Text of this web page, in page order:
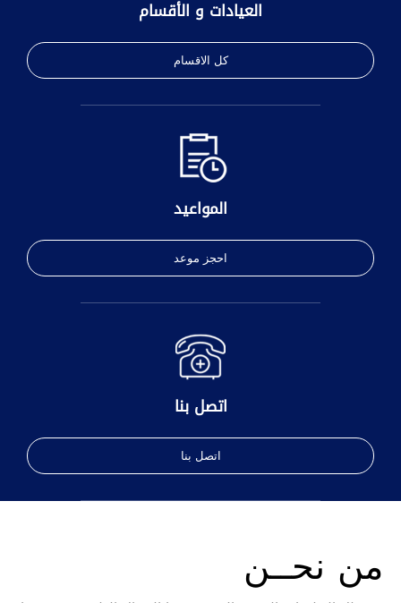
العيادات و الأقسام
كل الاقسام
المواعيد
احجز موعد
اتصل بنا
اتصل بنا
من نحــن